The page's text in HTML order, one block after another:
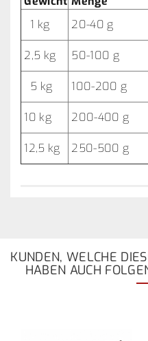
1 kg
20-40 g
2,5 kg
50-100 g
5 kg
100-200 g
10 kg
200-400 g
12,5 kg
250-500 g
KUNDEN, WELCHE
HABEN AUCH